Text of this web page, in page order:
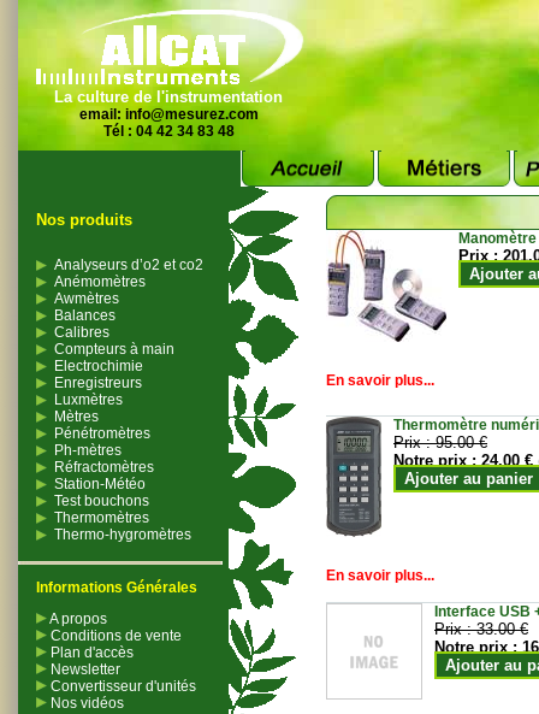
La culture de l'instrumentation
email: info@mesurez.com
Tél : 04 42 34 83 48
Nos produits
Analyseurs d’o2 et co2
Anémomètres
Awmètres
Balances
Calibres
Compteurs à main
Electrochimie
Enregistreurs
Luxmètres
Mètres
Pénétromètres
Ph-mètres
Réfractomètres
Station-Météo
Test bouchons
Thermomètres
Thermo-hygromètres
Informations Générales
A propos
Conditions de vente
Plan d'accès
Newsletter
Convertisseur d'unités
Nos vidéos
Prix :
Ajouter
En savoir plus...
Thermomètre
Prix :95.00 €
Notre prix :24.00 €
Ajouter au panier
En savoir plus...
Interface USB
Prix :33.00 €
Notre prix :
Ajouter au